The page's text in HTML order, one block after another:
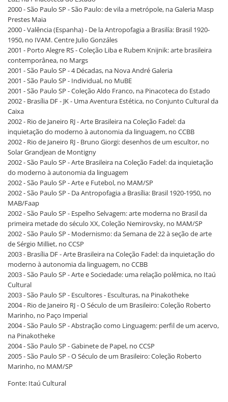
2000 - São Paulo SP - São Paulo: de vila a metrópole, na Galeria Masp
Prestes Maia
2000 - Valência (Espanha) - De la Antropofagia a Brasilía: Brasil 1920-
1950, no IVAM. Centre Julio Gonzáles
2001 - Porto Alegre RS - Coleção Liba e Rubem Knijnik: arte brasileira
contemporânea, no Margs
2001 - São Paulo SP - 4 Décadas, na Nova André Galeria
2001 - São Paulo SP - Individual, no MuBE
2001 - São Paulo SP - Coleção Aldo Franco, na Pinacoteca do Estado
2002 - Brasília DF - JK - Uma Aventura Estética, no Conjunto Cultural da
Caixa
2002 - Rio de Janeiro RJ - Arte Brasileira na Coleção Fadel: da
inquietação do moderno à autonomia da linguagem, no CCBB
2002 - Rio de Janeiro RJ - Bruno Giorgi: desenhos de um escultor, no
Solar Grandjean de Montigny
2002 - São Paulo SP - Arte Brasileira na Coleção Fadel: da inquietação
do moderno à autonomia da linguagem
2002 - São Paulo SP - Arte e Futebol, no MAM/SP
2002 - São Paulo SP - Da Antropofagia a Brasília: Brasil 1920-1950, no
MAB/Faap
2002 - São Paulo SP - Espelho Selvagem: arte moderna no Brasil da
primeira metade do século XX, Coleção Nemirovsky, no MAM/SP
2002 - São Paulo SP - Modernismo: da Semana de 22 à seção de arte
de Sérgio Milliet, no CCSP
2003 - Brasília DF - Arte Brasileira na Coleção Fadel: da inquietação do
moderno à autonomia da linguagem, no CCBB
2003 - São Paulo SP - Arte e Sociedade: uma relação polêmica, no Itaú
Cultural
2003 - São Paulo SP - Escultores - Esculturas, na Pinakotheke
2004 - Rio de Janeiro RJ - O Século de um Brasileiro: Coleção Roberto
Marinho, no Paço Imperial
2004 - São Paulo SP - Abstração como Linguagem: perfil de um acervo,
na Pinakotheke
2004 - São Paulo SP - Gabinete de Papel, no CCSP
2005 - São Paulo SP - O Século de um Brasileiro: Coleção Roberto
Marinho, no MAM/SP
Fonte: Itaú Cultural